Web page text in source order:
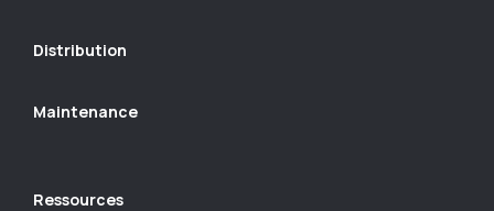
Distribution
Maintenance
Ressources